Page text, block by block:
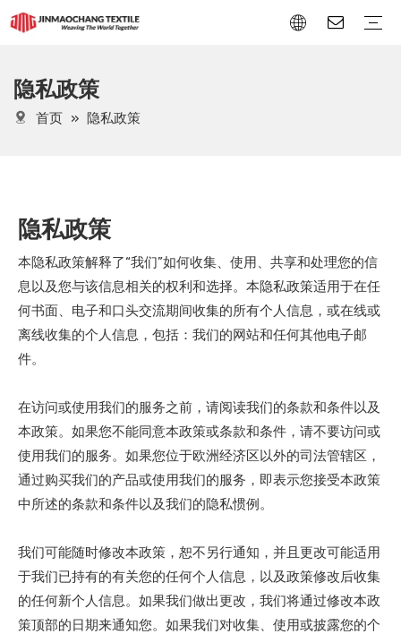
隐私政策
首页 » 隐私政策
隐私政策
本隐私政策解释了“我们”如何收集、使用、共享和处理您的信
息以及您与该信息相关的权利和选择。本隐私政策适用于在任
何书面、电子和口头交流期间收集的所有个人信息，或在线或
离线收集的个人信息，包括：我们的网站和任何其他电子邮
件。
在访问或使用我们的服务之前，请阅读我们的条款和条件以及
本政策。如果您不能同意本政策或条款和条件，请不要访问或
使用我们的服务。如果您位于欧洲经济区以外的司法管辖区，
通过购买我们的产品或使用我们的服务，即表示您接受本政策
中所述的条款和条件以及我们的隐私惯例。
我们可能随时修改本政策，恕不另行通知，并且更改可能适用
于我们已持有的有关您的任何个人信息，以及政策修改后收集
的任何新个人信息。如果我们做出更改，我们将通过修改本政
策顶部的日期来通知您。如果我们对收集、使用或披露您的个